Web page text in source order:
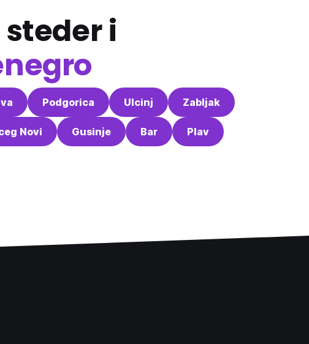
i
Podgorica Ulcinj Zabljak
Novi Gusinje Bar Plav